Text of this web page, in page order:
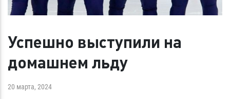
Успешно выступили на
домашнем льду
20 марта, 2024